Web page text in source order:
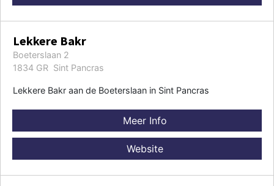
Lekkere Bakr
Boeterslaan 2
1834 GR Sint Pancras
Lekkere Bakr aan de Boeterslaan in Sint Pancras
Meer Info
Website